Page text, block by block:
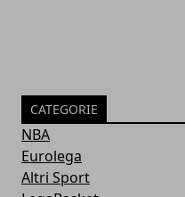
CATEGORIE
NBA
Eurolega
Altri Sport